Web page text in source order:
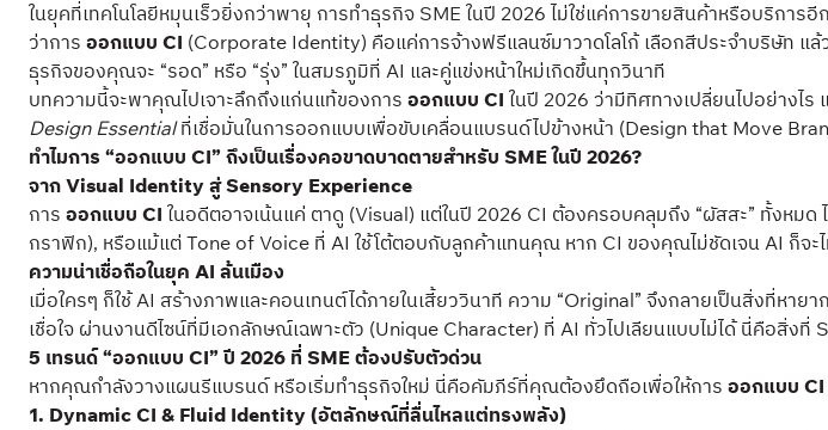
ในยุคที่เทคโนโลยีหมุนเร็วยิ่งกว่าพายุ การทำธุรกิจ SME ในปี 2026 ไม่ใช่แค่การขายสินค้าหรือบริก
ว่าการ ออกแบบ CI (Corporate Identity) คือแค่การจ้างฟรีแลนซ์มาวาดโลโก้ เลือกสีประจำบริษัท
ธุรกิจของคุณจะ “รอด” หรือ “รุ่ง” ในสมรภูมิที่ AI และคู่แข่งหน้าใหม่เกิดขึ้นทุกวินาที
บทความนี้จะพาคุณไปเจาะลึกถึงแก่นแท้ของการ ออกแบบ CI ในปี 2026 ว่ามีทิศทางเปลี่ยนไปอย่างไ
Design Essentialที่เชื่อมั่นในการออกแบบเพื่อขับเคลื่อนแบรนด์ไปข้างหน้า (Design that Move
ทำไมการ “ออกแบบ CI” ถึงเป็นเรื่องคอขาดบาดตายสำหรับ SME ในปี 2026?
จาก Visual Identity สู่ Sensory Experience
การ ออกแบบ CI ในอดีตอาจเน้นแค่ ตาดู (Visual) แต่ในปี 2026 CI ต้องครอบคลุมถึง “ผัสสะ” ทั้งหม
กราฟิก), หรือแม้แต่ Tone of Voice ที่ AI ใช้โต้ตอบกับลูกค้าแทนคุณ หาก CI ของคุณไม่ชัดเจน AI ก็จ
ความน่าเชื่อถือในยุค AI ล้นเมือง
เมื่อใครๆ ก็ใช้ AI สร้างภาพและคอนเทนต์ได้ภายในเสี้ยววินาที ความ “Original” จึงกลายเป็นสิ่งที่หาย
เชื่อใจ ผ่านงานดีไซน์ที่มีเอกลักษณ์เฉพาะตัว (Unique Character) ที่ AI ทั่วไปเลียนแบบไม่ได้ นี่คือสิ่ง
5 เทรนด์ “ออกแบบ CI” ปี 2026 ที่ SME ต้องปรับตัวด่วน
หากคุณกำลังวางแผนรีแบรนด์ หรือเริ่มทำธุรกิจใหม่ นี่คือคัมภีร์ที่คุณต้องยึดถือเพื่อให้การ ออกแบบ CI
1. Dynamic CI & Fluid Identity (อัตลักษณ์ที่ลื่นไหลแต่ทรงพลัง)